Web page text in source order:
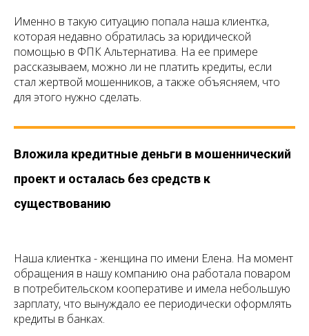
Именно в такую ситуацию попала наша клиентка,
которая недавно обратилась за юридической
помощью в ФПК Альтернатива. На ее примере
рассказываем, можно ли не платить кредиты, если
стал жертвой мошенников, а также объясняем, что
для этого нужно сделать.
Вложила кредитные деньги в мошеннический
проект и осталась без средств к
существованию
Наша клиентка - женщина по имени Елена. На момент
обращения в нашу компанию она работала поваром
в потребительском кооперативе и имела небольшую
зарплату, что вынуждало ее периодически оформлять
кредиты в банках.